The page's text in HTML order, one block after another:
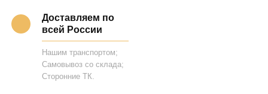
Доставляем по
всей России
Нашим транспортом;
Самовывоз со склада;
Сторонние ТК.